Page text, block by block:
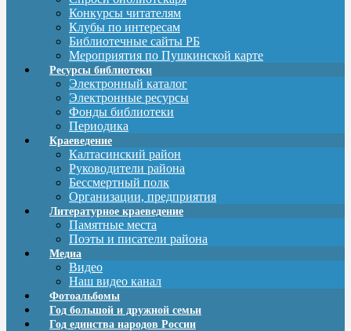
Конкурсы читателям
Клубы по интересам
Библиотечные сайты РБ
Мероприятия по Пушкинской карте
Ресурсы библиотеки
Электронный каталог
Электронные ресурсы
Фонды библиотеки
Периодика
Краеведение
Калтасинский район
Руководители района
Бессмертный полк
Организации, предприятия
Литературное краеведение
Памятные места
Поэты и писатели района
Медиа
Видео
Наш видео канал
Фотоальбомы
Год большой и дружной семьи
Год единства народов России